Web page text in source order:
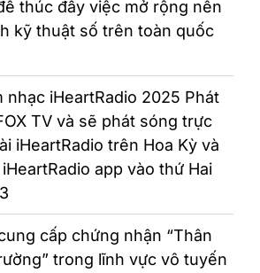
thúc đẩy việc mở rộng nền
kỹ thuật số trên toàn quốc
nhạc iHeartRadio 2025 Phát
TV và sẽ phát sóng trực
iHeartRadio trên Hoa Kỳ và
app vào thứ Hai
cấp chứng nhận “Thân
trong lĩnh vực vô tuyến